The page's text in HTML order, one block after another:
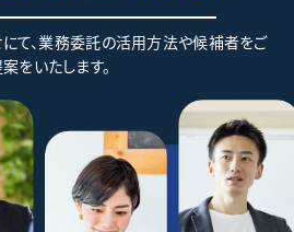
て、業務委託の活用方法や候補者をご
をいたします。